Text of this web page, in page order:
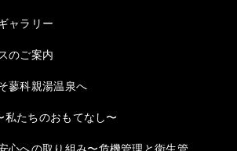
ャラリー
のご案内
蓼科親湯温泉へ
私たちのおもてなし〜